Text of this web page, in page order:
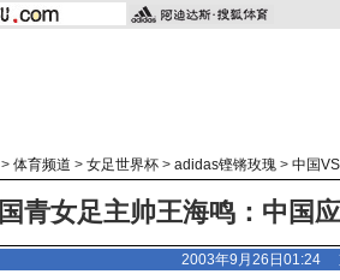
> 体育频道 > 女足世界杯 > adidas铿锵玫瑰 > 中国
国青女足主帅王海鸣：中国
2003年9月26日01:24